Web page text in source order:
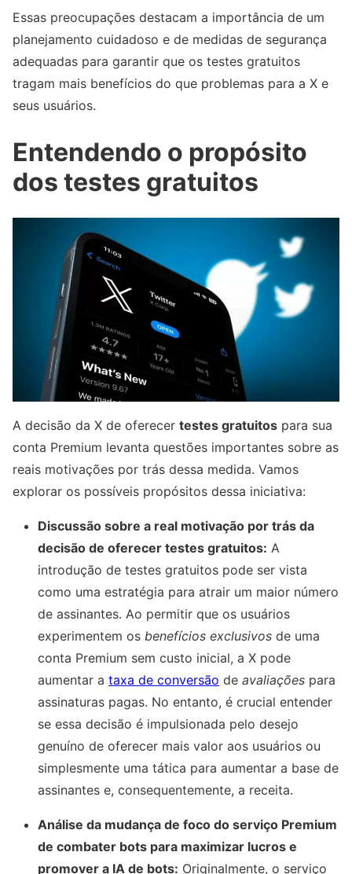
Essas preocupações destacam a importância de um
planejamento cuidadoso e de medidas de segurança
adequadas para garantir que os testes gratuitos
tragam mais benefícios do que problemas para a X e
seus usuários.
Entendendo o propósito
dos testes gratuitos
A decisão da X de oferecer testes gratuitos para sua
conta Premium levanta questões importantes sobre as
reais motivações por trás dessa medida. Vamos
explorar os possíveis propósitos dessa iniciativa:
Discussão sobre a real motivação por trás da
decisão de oferecer testes gratuitos: A
introdução de testes gratuitos pode ser vista
como uma estratégia para atrair um maior número
de assinantes. Ao permitir que os usuários
experimentem os benefícios exclusivos de uma
conta Premium sem custo inicial, a X pode
aumentar a taxa de conversão de avaliações para
assinaturas pagas. No entanto, é crucial entender
se essa decisão é impulsionada pelo desejo
genuíno de oferecer mais valor aos usuários ou
simplesmente uma tática para aumentar a base de
assinantes e, consequentemente, a receita.
Análise da mudança de foco do serviço Premium
de combater bots para maximizar lucros e
promover a IA de bots: Originalmente, o serviço